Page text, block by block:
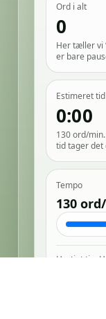
Ord i alt
0
Her tæller vi
er bare
Estimeret tid
0:00
130ord/
tid tager det
Tempo
130
Hurtigt tip: